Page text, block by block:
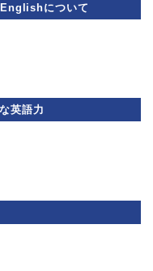
について
英語力